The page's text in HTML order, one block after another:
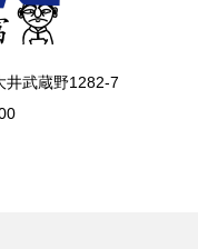
井武蔵野1282-7